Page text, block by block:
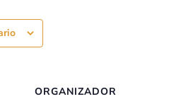
ORGANIZADOR